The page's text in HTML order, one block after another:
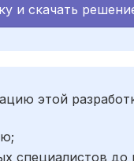
и скачать
этой
специалистов до